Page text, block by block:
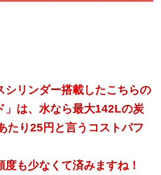
シリンダー搭載したこちらの
」は、水なら最大142Lの炭
たり25円と言うコストパフ
も少なくて済みますね！